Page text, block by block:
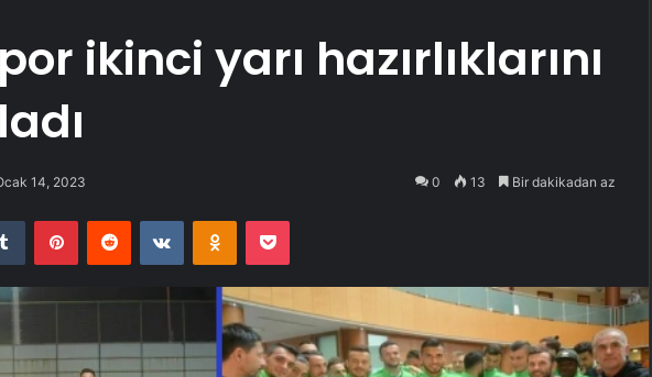
ikinci yarı hazırlıklarını
14, 2023 0 13 Bir dakikadan az
Tumblr PinterestReddit VKontakteOdnoklassniki
Pocket